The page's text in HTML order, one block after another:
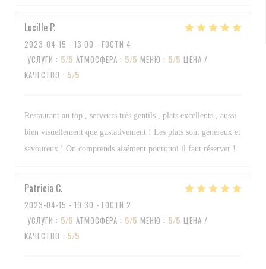
Lucille P
2023-04-15 - 13:00 - ГОСТИ 4
УСЛУГИ : 5/5 АТМОСФЕРА : 5/5 МЕНЮ : 5/5 ЦЕНА /
КАЧЕСТВО : 5/5
Restaurant au top , serveurs très gentils , plats excellents , aussi
bien visuellement que gustativement ! Les plats sont généreux et
savoureux ! On comprends aisément pourquoi il faut réserver !
Patricia C
2023-04-15 - 19:30 - ГОСТИ 2
УСЛУГИ : 5/5 АТМОСФЕРА : 5/5 МЕНЮ : 5/5 ЦЕНА /
КАЧЕСТВО : 5/5